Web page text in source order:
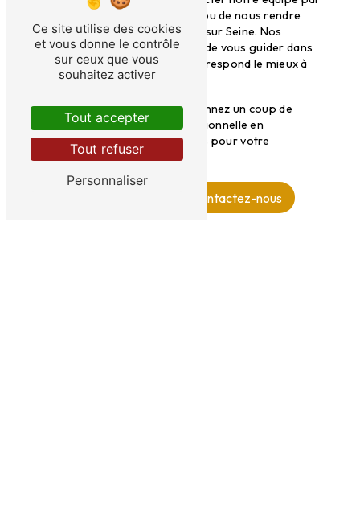
téléphone au 06 20 84 70 03 ou de nous rendre
visite à notre adresse à Neuilly sur Seine. Nos
conseillers se feront un plaisir de vous guider dans
le choix du programme qui correspond le mieux à
vos attentes.
Ne perdez plus de temps et donnez un coup de
boost à votre carrière professionnelle en
choisissant Thema Consultants pour votre
formation de manager!
Contactez-nous
Ce site utilise des cookies
et vous donne le contrôle
sur ceux que vous
souhaitez activer
Tout accepter
Tout refuser
Personnaliser